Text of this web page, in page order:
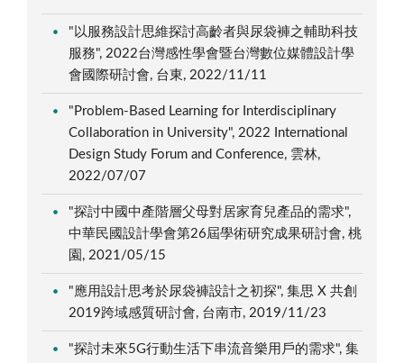
"以服務設計思維探討高齡者與尿袋褲之輔助科技
服務", 2022台灣感性學會暨台灣數位媒體設計學
會國際研討會, 台東, 2022/11/11
"Problem-Based Learning for Interdisciplinary
Collaboration in University", 2022 International
Design Study Forum and Conference, 雲林,
2022/07/07
"探討中國中產階層父母對居家育兒產品的需求",
中華民國設計學會第26屆學術研究成果研討會, 桃
園, 2021/05/15
"應用設計思考於尿袋褲設計之初探", 集思 X 共創
2019跨域感質研討會, 台南市, 2019/11/23
"探討未來5G行動生活下串流音樂用戶的需求", 集